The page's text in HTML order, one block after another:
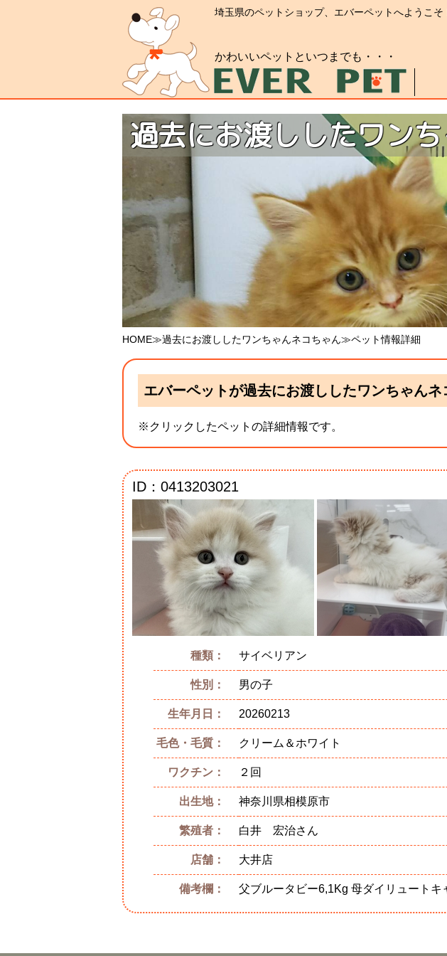
埼玉県のペットショップ、 エバーペットへようこそ
かわいいペットといつまでも・・・
過去にお渡ししたワン
HOME≫過去にお渡ししたワンちゃんネコちゃん≫ペット情報詳細
エバーペットが過去にお渡ししたワンちゃんネ
※クリックしたペットの詳細情報です。
ID：0413203021
種類： サイベリアン
性別： 男の子
生年月日： 20260213
毛色・毛質： クリーム＆ホワイト
ワクチン： ２回
出生地： 神奈川県相模原市
繁殖者： 白井 宏治さん
店舗： 大井店
備考欄： 父ブルータビー6,1Kg 母ダイリュートキ